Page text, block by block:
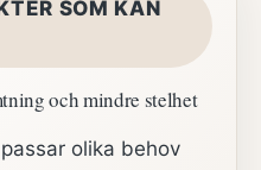
SOM KAN
och mindre stelhet
olika behov